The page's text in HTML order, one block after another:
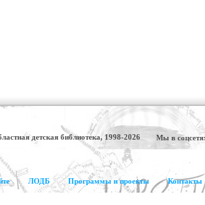
детская библиотека, 1998-2026 Мы в
ЛОДБ Программы и проекты Контакты